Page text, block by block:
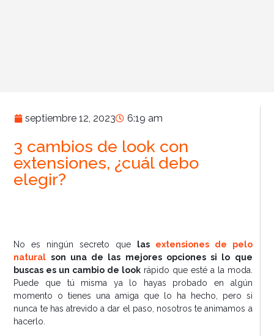
septiembre 12, 2023 6:19 am
3 cambios de look con
extensiones, ¿cuál debo
elegir?
No es ningún secreto que las extensiones de pelo
natural son una de las mejores opciones si lo que
buscas es un cambio de look rápido que esté a la moda.
Puede que tú misma ya lo hayas probado en algún
momento o tienes una amiga que lo ha hecho, pero si
nunca te has atrevido a dar el paso, nosotros te animamos a
hacerlo.